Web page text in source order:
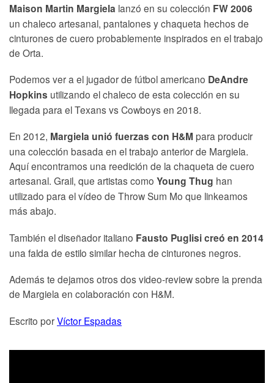
Maison Martin Margiela lanzó en su colección FW 2006
un chaleco artesanal, pantalones y chaqueta hechos de
cinturones de cuero probablemente inspirados en el trabajo
de Orta.
Podemos ver a el jugador de fútbol americano DeAndre
Hopkins utilizando el chaleco de esta colección en su
llegada para el Texans vs Cowboys en 2018.
En 2012, Margiela unió fuerzas con H&M para producir
una colección basada en el trabajo anterior de Margiela.
Aquí encontramos una reedición de la chaqueta de cuero
artesanal. Grail, que artistas como Young Thug han
utilizado para el vídeo de Throw Sum Mo que linkeamos
más abajo.
También el diseñador italiano Fausto Puglisi creó en 2014
una falda de estilo similar hecha de cinturones negros.
Además te dejamos otros dos video-review sobre la prenda
de Margiela en colaboración con H&M.
Escrito porVíctor Espadas